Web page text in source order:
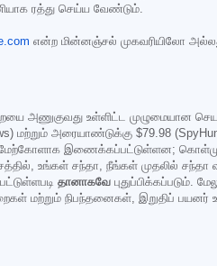
ரத்து செய்ய வேண்டும்.
என்ற மின்னஞ்சல் முகவரியிலோ
உள்ளிட்ட முழுமையான
மற்றும் அரையாண்டுக்கு $79.98
இணைக்கப்பட்டுள்ளன;
உங்கள் சந்தா, நீங்கள் முதலில்
தானாகவே புதுப்பிக்கப்படும்.
மற்றும் நிபந்தனைகள், இறுதிப் பயனர்